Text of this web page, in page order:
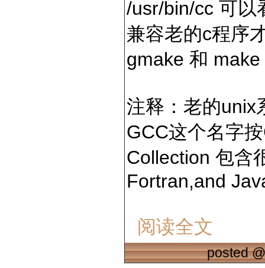
/usr/bin/cc 可以
兼容老的c程序
gmake 和
注释：老的unix
GCC这个名字
Collection 包含
Fortran,and
阅读全文
posted